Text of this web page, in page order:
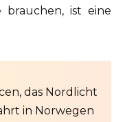
brauchen, ist eine
das Nordlicht
in Norwegen